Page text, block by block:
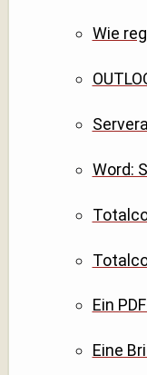
Wie
Word:
Ein
Eine